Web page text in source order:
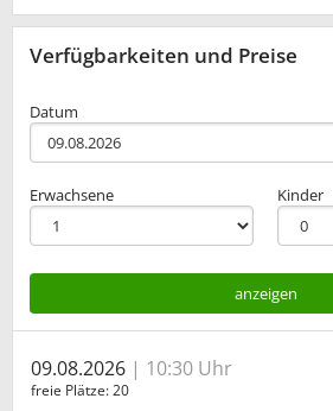
Verfügbarkeiten und Preise
Datum
Erwachsene Kinder
anzeigen
09.08.2026 10:30 Uhr
freie Plätze 20